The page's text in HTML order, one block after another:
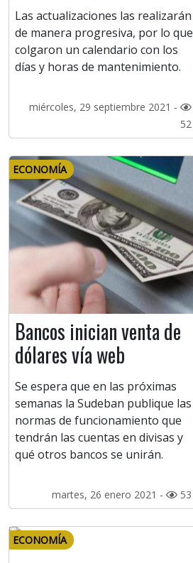
Las actualizaciones las realizarán
de manera progresiva, por lo que
colgaron un calendario con los
días y horas de mantenimiento.
miércoles, 29 septiembre 2021 -
52
ECONOMÍA
Bancos inician venta de
dólares vía web
Se espera que en las próximas
semanas la Sudeban publique las
normas de funcionamiento que
tendrán las cuentas en divisas y
qué otros bancos se unirán.
martes, 26 enero 2021 - 53
ECONOMÍA